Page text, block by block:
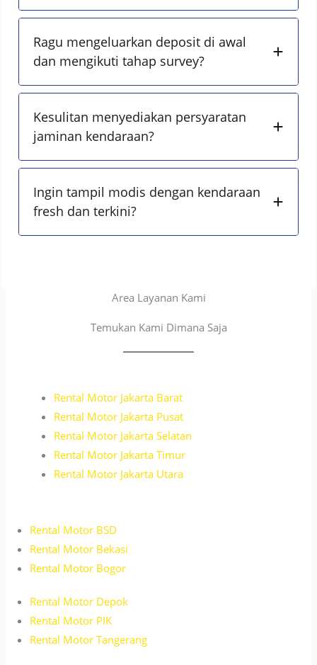
Ragu mengeluarkan deposit di awal
dan mengikuti tahap survey?
Kesulitan menyediakan persyaratan
jaminan kendaraan?
Ingin tampil modis dengan kendaraan
fresh dan terkini?
Area Layanan Kami
Temukan Kami Dimana Saja
Rental Motor Jakarta Barat
Rental Motor Jakarta Pusat
Rental Motor Jakarta Selatan
Rental Motor Jakarta Timur
Rental Motor Jakarta Utara
Rental Motor BSD
Rental Motor Bekasi
Rental Motor Bogor
Rental Motor Depok
Rental Motor PIK
Rental Motor Tangerang